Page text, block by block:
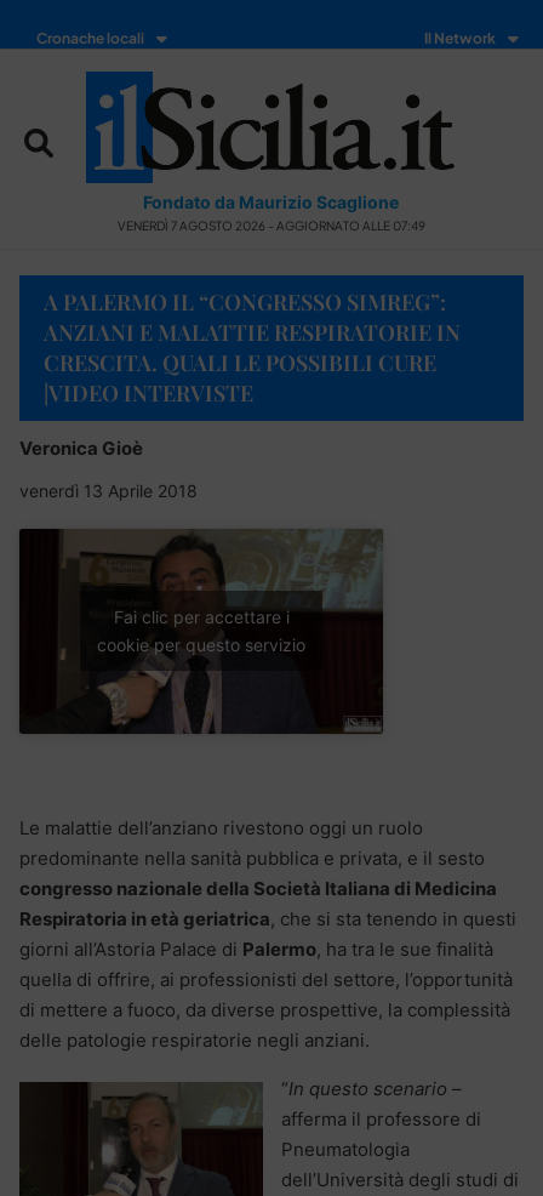
Cronache locali Il Network
Fondato da Maurizio Scaglione
VENERDÌ 7 AGOSTO 2026 - AGGIORNATO ALLE 07:49
A PALERMO IL “CONGRESSO SIMREG”:
ANZIANI E MALATTIE RESPIRATORIE IN
CRESCITA. QUALI LE POSSIBILI CURE
|VIDEO INTERVISTE
Veronica Gioè
venerdì 13 Aprile 2018
Fai clic per accettare i
cookie per questo servizio
Le malattie dell’anziano rivestono oggi un ruolo
predominante nella sanità pubblica e privata, e il sesto
congresso nazionale della Società Italiana di Medicina
Respiratoria in età geriatrica, che si sta tenendo in questi
giorni all’Astoria Palace di Palermo, ha tra le sue finalità
quella di offrire, ai professionisti del settore, l’opportunità
di mettere a fuoco, da diverse prospettive, la complessità
delle patologie respiratorie negli anziani.
“In questo scenario –
afferma il professore di
Pneumatologia
dell’Università degli studi di